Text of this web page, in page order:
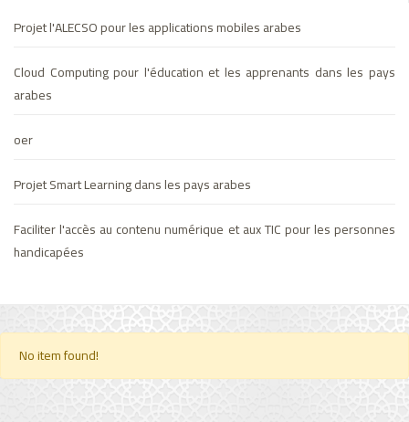
Projet l'ALECSO pour les applications mobiles arabes
Cloud Computing pour l'éducation et les apprenants dans les pays
arabes
oer
Projet Smart Learning dans les pays arabes
Faciliter l'accès au contenu numérique et aux TIC pour les personnes
handicapées
No item found!